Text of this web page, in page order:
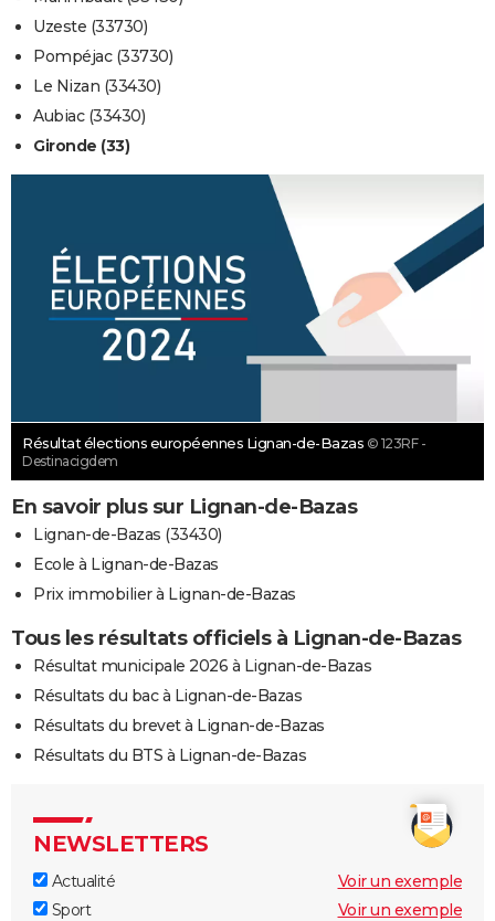
Uzeste (33730)
Pompéjac (33730)
Le Nizan (33430)
Aubiac (33430)
Gironde (33)
Résultat élections européennes Lignan-de-Bazas © 123RF -
Destinacigdem
En savoir plus sur Lignan-de-Bazas
Lignan-de-Bazas (33430)
Ecole à Lignan-de-Bazas
Prix immobilier à Lignan-de-Bazas
Tous les résultats officiels à Lignan-de-Bazas
Résultat municipale 2026 à Lignan-de-Bazas
Résultats du bac à Lignan-de-Bazas
Résultats du brevet à Lignan-de-Bazas
Résultats du BTS à Lignan-de-Bazas
NEWSLETTERS
Actualité
Voir un exemple
Sport
Voir un exemple